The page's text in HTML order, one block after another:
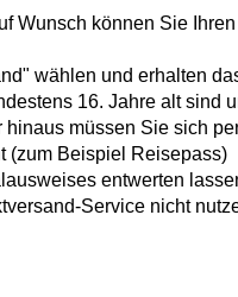
Wunsch können Sie
wählen und erhalten
16. Jahre alt sind
müssen Sie sich
(zum Beispiel Reisepass)
entwerten
Service nicht